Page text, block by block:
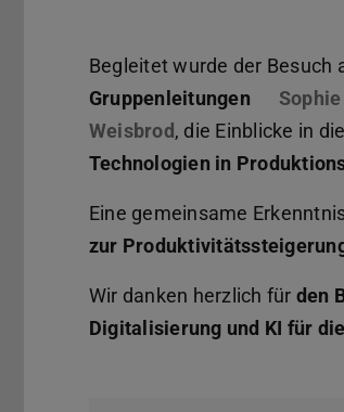
Begleitet wurde der Besuch
Gruppenleitungen
Weisbrod, die Einblicke in die
Technologien in
Eine gemeinsame
zur
Wir danken herzlich für den
Digitalisierung und KI für